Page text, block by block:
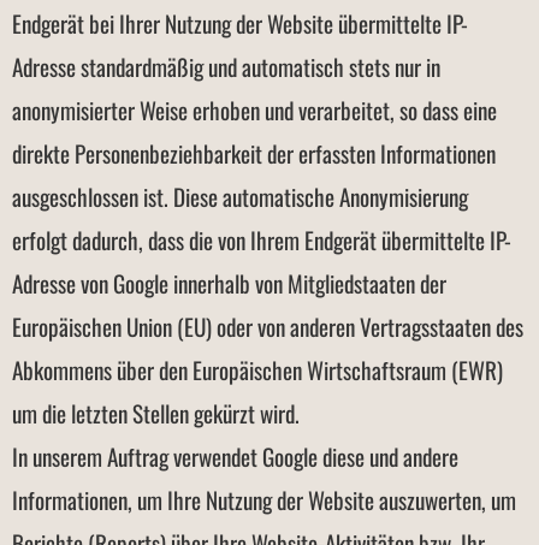
Endgerät bei Ihrer Nutzung der Website übermittelte IP-
Adresse standardmäßig und automatisch stets nur in
anonymisierter Weise erhoben und verarbeitet, so dass eine
direkte Personenbeziehbarkeit der erfassten Informationen
ausgeschlossen ist. Diese automatische Anonymisierung
erfolgt dadurch, dass die von Ihrem Endgerät übermittelte IP-
Adresse von Google innerhalb von Mitgliedstaaten der
Europäischen Union (EU) oder von anderen Vertragsstaaten des
Abkommens über den Europäischen Wirtschaftsraum (EWR)
um die letzten Stellen gekürzt wird.
In unserem Auftrag verwendet Google diese und andere
Informationen, um Ihre Nutzung der Website auszuwerten, um